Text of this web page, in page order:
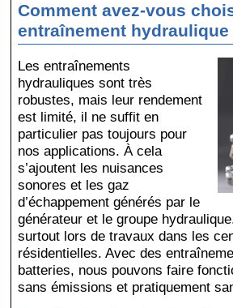
Comment avez-vous
entraînement
Les entraînements
hydrauliques sont très
robustes, mais leur rendement
est limité, il ne suffit en
particulier pas toujours pour
nos applications. À cela
s’ajoutent les nuisances
sonores et les gaz
d’échappement générés par le
générateur et le groupe
surtout lors de travaux dans les
résidentielles. Avec des
batteries, nous pouvons faire
sans émissions et pratiquement